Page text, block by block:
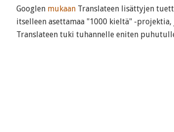
Googlen mukaan Translateen lisättyjen
itselleen asettamaa "1000 kieltä" -
Translateen tuki tuhannelle eniten